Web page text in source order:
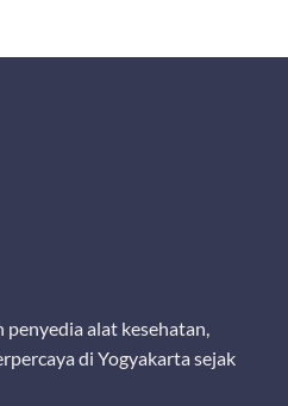
penyedia alat kesehatan,
di Yogyakarta sejak